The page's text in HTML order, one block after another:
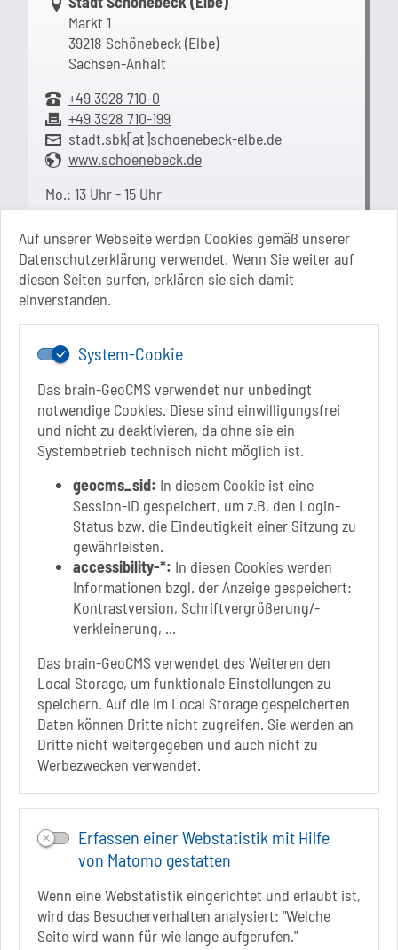
Auf unserer Webseite werden Cookies gemäß unserer
Datenschutzerklärung verwendet. Wenn Sie weiter auf
diesen Seiten surfen, erklären sie sich damit
einverstanden.
System-Cookie
Das brain-GeoCMS verwendet nur unbedingt
notwendige Cookies. Diese sind einwilligungsfrei
und nicht zu deaktivieren, da ohne sie ein
Systembetrieb technisch nicht möglich ist.
geocms_sid: In diesem Cookie ist eine
Session-ID gespeichert, um z.B. den Login-
Status bzw. die Eindeutigkeit einer Sitzung zu
gewährleisten.
accessibility-*: In diesen Cookies werden
Informationen bzgl. der Anzeige gespeichert:
Kontrastversion, Schriftvergrößerung/-
verkleinerung, ...
Das brain-GeoCMS verwendet des Weiteren den
Local Storage, um funktionale Einstellungen zu
speichern. Auf die im Local Storage gespeicherten
Daten können Dritte nicht zugreifen. Sie werden an
Dritte nicht weitergegeben und auch nicht zu
Werbezwecken verwendet.
Erfassen einer Webstatistik mit Hilfe
von Matomo gestatten
Wenn eine Webstatistik eingerichtet und erlaubt ist,
wird das Besucherverhalten analysiert: "Welche
Seite wird wann für wie lange aufgerufen."
Markt 1
39218 Schönebeck (Elbe)
Sachsen-Anhalt
+49 3928 710-0
+49 3928 710-199
stadt.sbk[at]schoenebeck-elbe.de
www.schoenebeck.de
Mo.: 13 Uhr - 15 Uhr
Di.: 9 Uhr - 11.30 Uhr
13 Uhr - 18 Uhr
Do.: 9 Uhr - 11.30 Uhr
Fr.: nach Vereinbarung
Folgt uns auf
FACEBOOK
INSTAGRAM
YOUTUBE
Link zur Google-Maps Navigation
SOLEPARK Schönebeck/Bad Salzelmen
Eigenbetrieb der Stadt Schönebeck (Elbe)
Badepark 1
39218 Schönebeck (Elbe)
+49 3928 7055-0
+49 3928 7055-42
info[at]solepark.de
www.visitschoenebeck.de
Infos zur Barrierefreiheit